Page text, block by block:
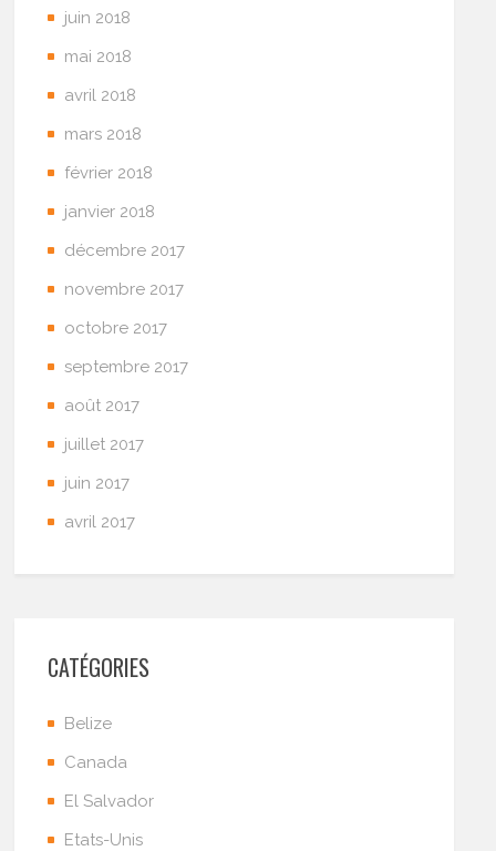
juin 2018
mai 2018
avril 2018
mars 2018
février 2018
janvier 2018
décembre 2017
novembre 2017
octobre 2017
septembre 2017
août 2017
juillet 2017
juin 2017
avril 2017
CATÉGORIES
Belize
Canada
El Salvador
Etats-Unis